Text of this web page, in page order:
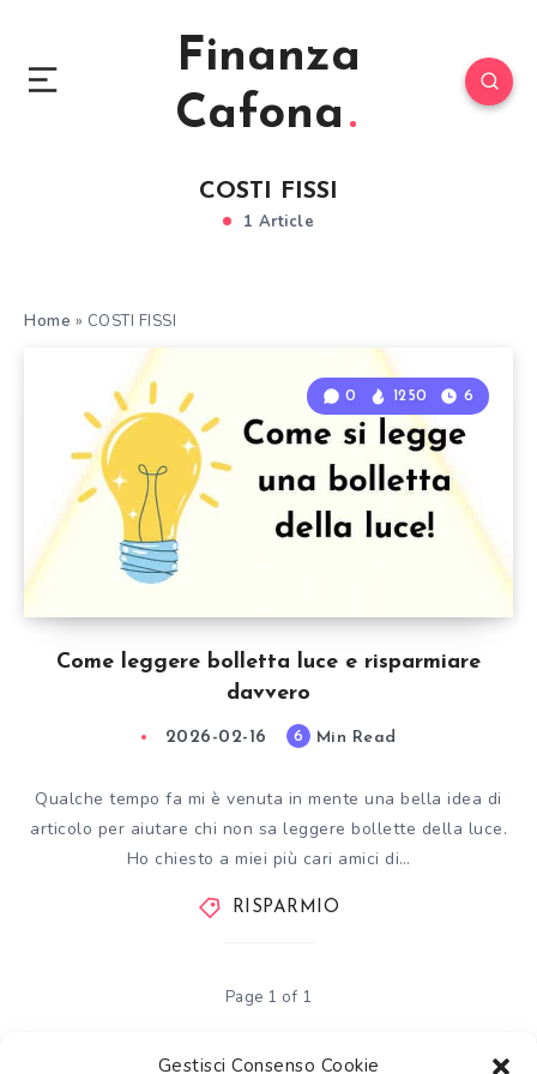
Gestisci Consenso Cookie
Finanza
Cafona
COSTI FISSI
1 Article
Home » COSTI FISSI
Come leggere bolletta luce e risparmiare
davvero
0 1250 6
2026-02-16 6 Min Read
Qualche tempo fa mi è venuta in mente una bella idea di
articolo per aiutare chi non sa leggere bollette della luce.
Ho chiesto a miei più cari amici di…
RISPARMIO
Page 1 of 1